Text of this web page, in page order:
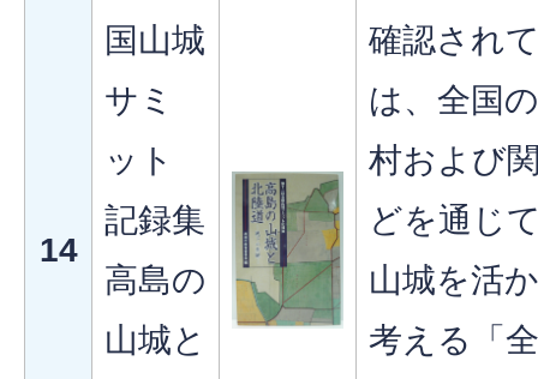
14
国山城
サミ
ット
記録集
高島の
山城と
確認され
は、全国
村および
どを通じ
山城を活
考える「